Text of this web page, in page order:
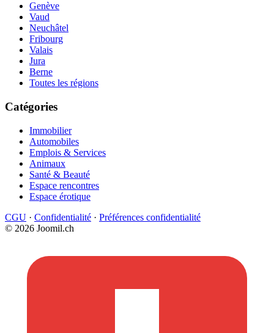
Genève
Vaud
Neuchâtel
Fribourg
Valais
Jura
Berne
Toutes les régions
Catégories
Immobilier
Automobiles
Emplois & Services
Animaux
Santé & Beauté
Espace rencontres
Espace érotique
CGU · Confidentialité · Préférences confidentialité
© 2026 Joomil.ch